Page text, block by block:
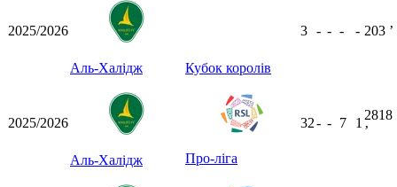
2025/2026
Аль-Халідж Кубок королів
3 - - - - 203 ʼ
2025/2026
Аль-Халідж Про-ліга
32- - 7 1
2818
ʼ